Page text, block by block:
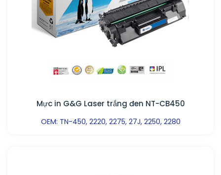
Mực in G&G Laser trắng đen NT-CB450
OEM: TN-450, 2220, 2275, 27J, 2250, 2280